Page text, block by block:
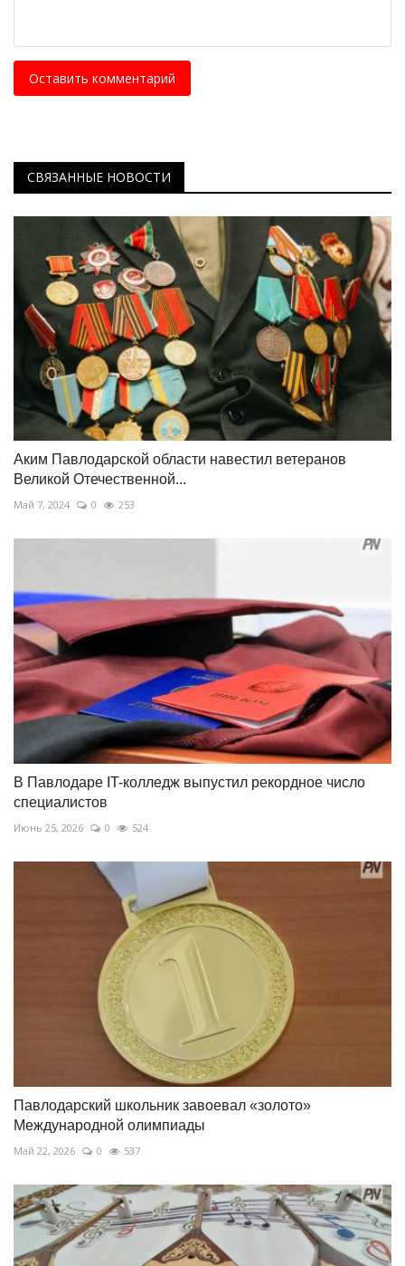
Оставить комментарий
СВЯЗАННЫЕ НОВОСТИ
Аким Павлодарской области навестил ветеранов
Великой Отечественной...
Май 7, 2024 0 253
В Павлодаре IT-колледж выпустил рекордное число
специалистов
Июнь 25, 2026 0 524
Павлодарский школьник завоевал «золото»
Международной олимпиады
Май 22, 2026 0 537